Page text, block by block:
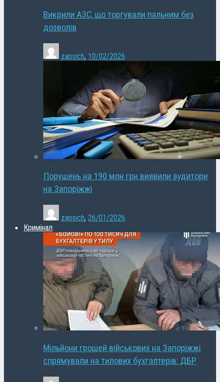
Викрили АЗС, що торгували пальним без
дозволів
zapsich, 10/02/2026
Порушень на 190 млн грн виявили аудитори
на Запоріжжі
zapsich, 26/01/2026
Кримінал
Мільйони грошей військових на Запоріжжі
спрямували на тилових бухгалтерів: ДБР